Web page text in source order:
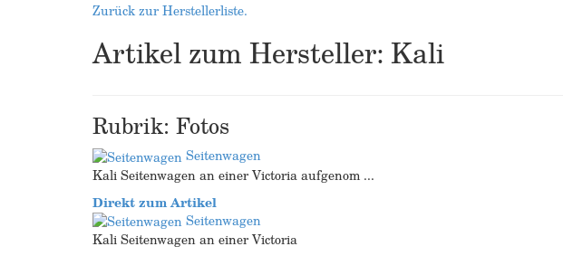
Zurück zur Herstellerliste.
Artikel zum Hersteller: Kali
Rubrik: Fotos
Seitenwagen
Kali Seitenwagen an einer Victoria aufgenom ...
Direkt zum Artikel
Seitenwagen
Kali Seitenwagen an einer Victoria